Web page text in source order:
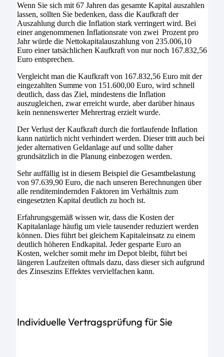
Wenn Sie sich mit 67 Jahren das gesamte Kapital auszahlen
lassen, sollten Sie bedenken, dass die Kaufkraft der
Auszahlung durch die Inflation stark verringert wird. Bei
einer angenommenen Inflationsrate von zwei Prozent pro
Jahr würde die Nettokapitalauszahlung von 235.006,10
Euro einer tatsächlichen Kaufkraft von nur noch 167.832,56
Euro entsprechen.
Vergleicht man die Kaufkraft von 167.832,56 Euro mit der
eingezahlten Summe von 151.600,00 Euro, wird schnell
deutlich, dass das Ziel, mindestens die Inflation
auszugleichen, zwar erreicht wurde, aber darüber hinaus
kein nennenswerter Mehrertrag erzielt wurde.
Der Verlust der Kaufkraft durch die fortlaufende Inflation
kann natürlich nicht verhindert werden. Dieser tritt auch bei
jeder alternativen Geldanlage auf und sollte daher
grundsätzlich in die Planung einbezogen werden.
Sehr auffällig ist in diesem Beispiel die Gesamtbelastung
von 97.639,90 Euro, die nach unseren Berechnungen über
alle renditemindernden Faktoren im Verhältnis zum
eingesetzten Kapital deutlich zu hoch ist.
Erfahrungsgemäß wissen wir, dass die Kosten der
Kapitalanlage häufig um viele tausender reduziert werden
können. Dies führt bei gleichem Kapitaleinsatz zu einem
deutlich höheren Endkapital. Jeder gesparte Euro an
Kosten, welcher somit mehr im Depot bleibt, führt bei
längeren Laufzeiten oftmals dazu, dass dieser sich aufgrund
des Zinseszins Effektes vervielfachen kann.
Individuelle Vertragsprüfung für Sie